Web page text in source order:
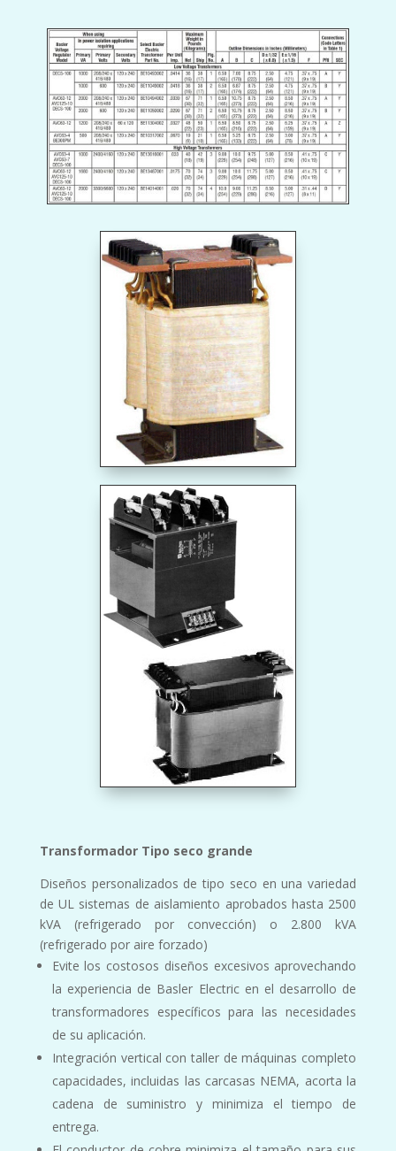
Transformador Tipo seco grande
Diseños personalizados de tipo seco en una variedad
de UL sistemas de aislamiento aprobados hasta 2500
kVA
(refrigerado por convección) o 2.800 kVA
(refrigerado por aire forzado)
Evite los costosos diseños excesivos aprovechando
la experiencia de Basler Electric en el desarrollo de
transformadores específicos para las necesidades
de su aplicación.
Integración vertical con taller de máquinas completo
capacidades, incluidas las carcasas NEMA, acorta la
cadena de suministro y minimiza el tiempo de
entrega.